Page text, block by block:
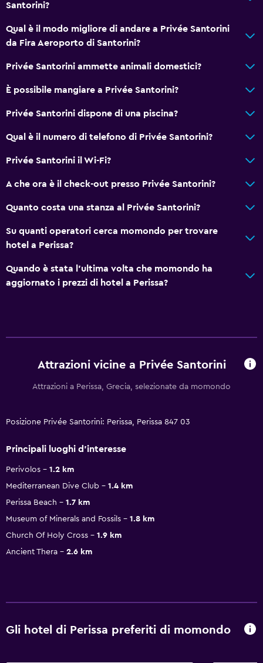
Santorini?
Qual è il modo migliore di andare a Privée Santorini
da Fira Aeroporto di Santorini?
Privée Santorini ammette animali domestici?
È possibile mangiare a Privée Santorini?
Privée Santorini dispone di una piscina?
Qual è il numero di telefono di Privée Santorini?
Privée Santorini il Wi-Fi?
A che ora è il check-out presso Privée Santorini?
Quanto costa una stanza al Privée Santorini?
Su quanti operatori cerca momondo per trovare
hotel a Perissa?
Quando è stata l'ultima volta che momondo ha
aggiornato i prezzi di hotel a Perissa?
Attrazioni vicine a Privée Santorini
Attrazioni a Perissa, Grecia, selezionate da momondo
Posizione Privée Santorini: Perissa, Perissa 847 03
Principali luoghi d'interesse
Perivolos
1.2 km
Mediterranean Dive Club
1.4 km
Perissa Beach
1.7 km
Museum of Minerals and Fossils
1.8 km
Church Of Holy Cross
1.9 km
Ancient Thera
2.6 km
Gli hotel di Perissa preferiti di momondo